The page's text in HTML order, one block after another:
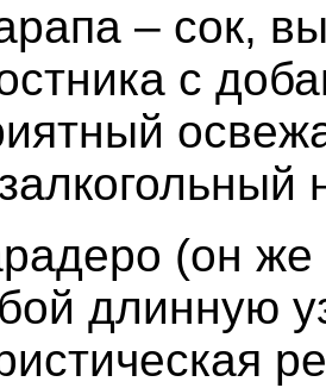
– сок,
с
(он же
длинную